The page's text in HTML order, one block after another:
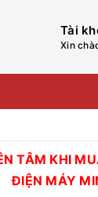
Tài
Xin
TÂM KHI
ĐIỆN MÁY